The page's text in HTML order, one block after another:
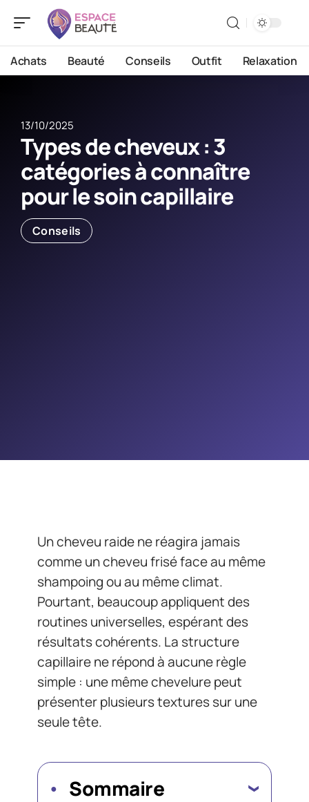
Achats Beauté Conseils Outfit Relaxation
13/10/2025
Types de cheveux : 3
catégories à connaître
pour le soin capillaire
Conseils
Un cheveu raide ne réagira jamais
comme un cheveu frisé face au même
shampoing ou au même climat.
Pourtant, beaucoup appliquent des
routines universelles, espérant des
résultats cohérents. La structure
capillaire ne répond à aucune règle
simple : une même chevelure peut
présenter plusieurs textures sur une
seule tête.
Sommaire